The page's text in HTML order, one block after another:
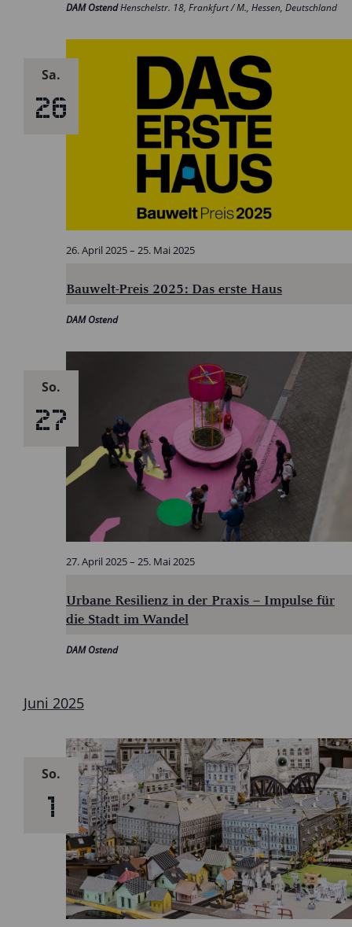
DAM OstendHenschelstr. 18, Frankfurt / M., Hessen, Deutschland
Sa.
26
Bauwelt-Preis 2025: Das erste Haus
26. April 2025– 25. Mai 2025
DAM Ostend
So.
27
Urbane Resilienz in der Praxis – Impulse für
die Stadt im Wandel
27. April 2025– 25. Mai 2025
DAM Ostend
Juni 2025
So.
1